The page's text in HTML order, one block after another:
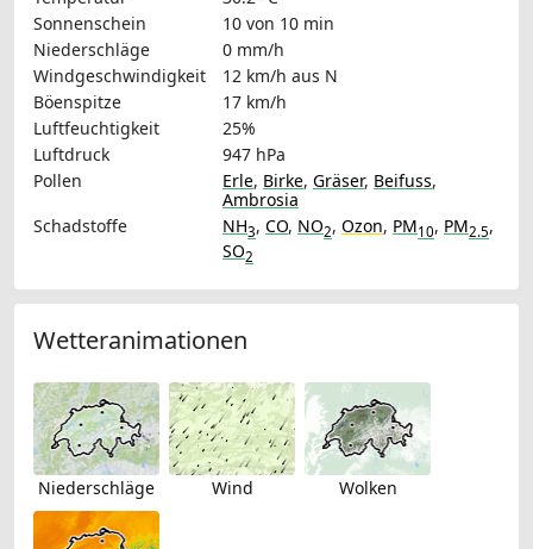
Sonnenschein
10 von 10 min
Niederschläge
0 mm/h
Windgeschwindigkeit
12 km/h aus N
Böenspitze
17 km/h
Luftfeuchtigkeit
25%
Luftdruck
947 hPa
Pollen
Erle, Birke, Gräser, Beifuss,
Ambrosia
Schadstoffe
NH3, CO, NO2, Ozon, PM10, PM2.5,
SO2
Wetteranimationen
Niederschläge Wind Wolken